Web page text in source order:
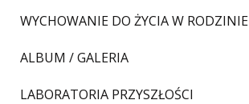
WYCHOWANIE DO ŻYCIA W RODZINIE
ALBUM / GALERIA
LABORATORIA PRZYSZŁOŚCI